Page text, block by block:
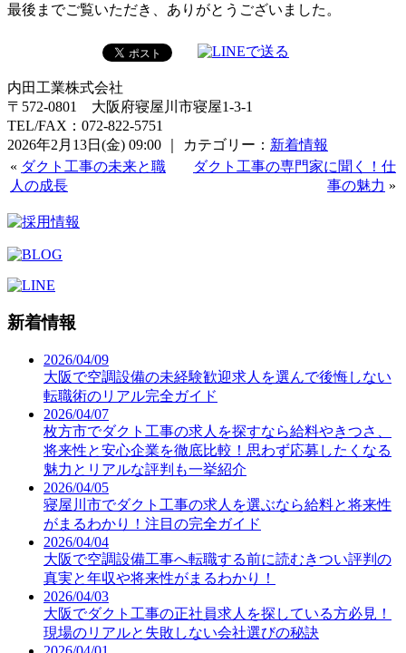
最後までご覧いただき、ありがとうございました。
内田工業株式会社
〒572-0801 大阪府寝屋川市寝屋1-3-1
TEL/FAX：072-822-5751
2026年2月13日(金) 09:00 ｜ カテゴリー： 新着情報
« ダクト工事の未来と職
人の成長
ダクト工事の専門家に聞く！仕
事の魅力 »
新着情報
2026/04/09
大阪で空調設備の未経験歓迎求人を選んで後悔しない
転職術のリアル完全ガイド
2026/04/07
枚方市でダクト工事の求人を探すなら給料やきつさ、
将来性と安心企業を徹底比較！思わず応募したくなる
魅力とリアルな評判も一挙紹介
2026/04/05
寝屋川市でダクト工事の求人を選ぶなら給料と将来性
がまるわかり！注目の完全ガイド
2026/04/04
大阪で空調設備工事へ転職する前に読むきつい評判の
真実と年収や将来性がまるわかり！
2026/04/03
大阪でダクト工事の正社員求人を探している方必見！
現場のリアルと失敗しない会社選びの秘訣